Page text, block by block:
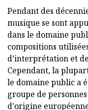
Pendant des
musique se sont
dans le domaine
compositions
d’interprétation et
Cependant, la
le domaine public a
groupe de
d'origine